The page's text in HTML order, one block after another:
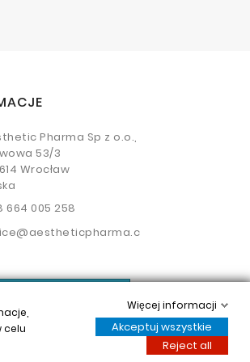
Pharma Sp z o.o.,
53/3
Wrocław
664 005 258
celu
Więcej informacji
Akceptuj wszystkie
Reject all